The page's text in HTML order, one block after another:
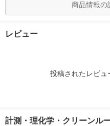
商品情報の
レビュー
投稿されたレビュ
計測・理化学・クリーンル